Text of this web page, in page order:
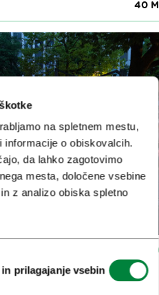
na spletnem mestu,
informacije o obiskovalcih.
da lahko zagotovimo
mesta, določene vsebine
z analizo obiska spletno
prilagajanje vsebin
40 M
URBANE